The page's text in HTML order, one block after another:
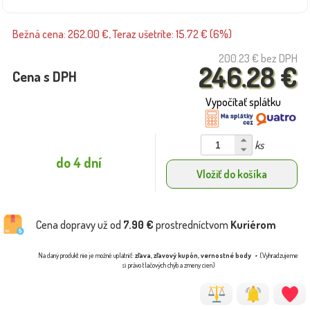
Bežná cena: 262.00 €, Teraz ušetríte: 15.72 € (6%)
200.23 € bez DPH
246.28 €
Cena s DPH
Vypočítať splátku
do 4 dní
ks
Vložiť do košíka
Cena dopravy už od 7.90 € prostredníctvom Kuriérom
Na daný produkt nie je možné uplatniť:zľava, zľavový kupón, vernostné body
(Vyhradzujeme
si právo tlačových chýb a zmeny cien)